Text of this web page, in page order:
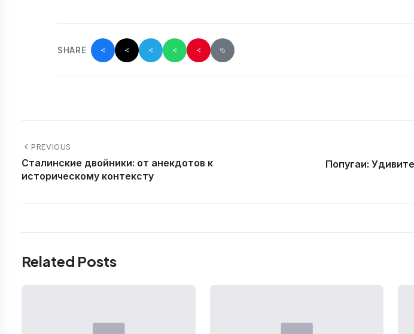
SHARE
PREVIOUS
Сталинские двойники: от анекдотов к
историческому контексту
Попугаи:
Related Posts